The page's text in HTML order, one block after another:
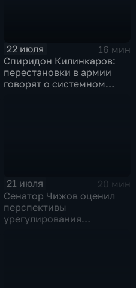
22 июля
16 мин
Спиридон Килинкаров:
перестановки в армии
говорят о системном
21 июля
20 мин
Сенатор Чижов оценил
перспективы
урегулирования